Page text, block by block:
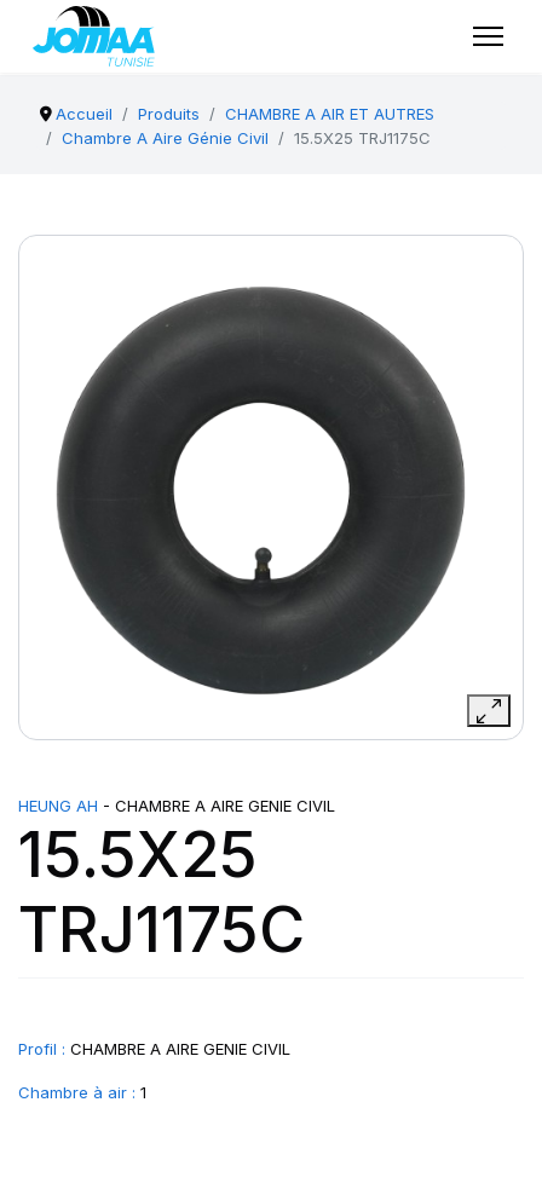
Accueil Produits
CHAMBRE A AIR ET AUTRES
Chambre A Aire Génie Civil
15.5X25 TRJ1175C
HEUNG AH - CHAMBRE A AIRE GENIE CIVIL
15.5X25
TRJ1175C
Profil : CHAMBRE A AIRE GENIE CIVIL
Chambre à air : 1